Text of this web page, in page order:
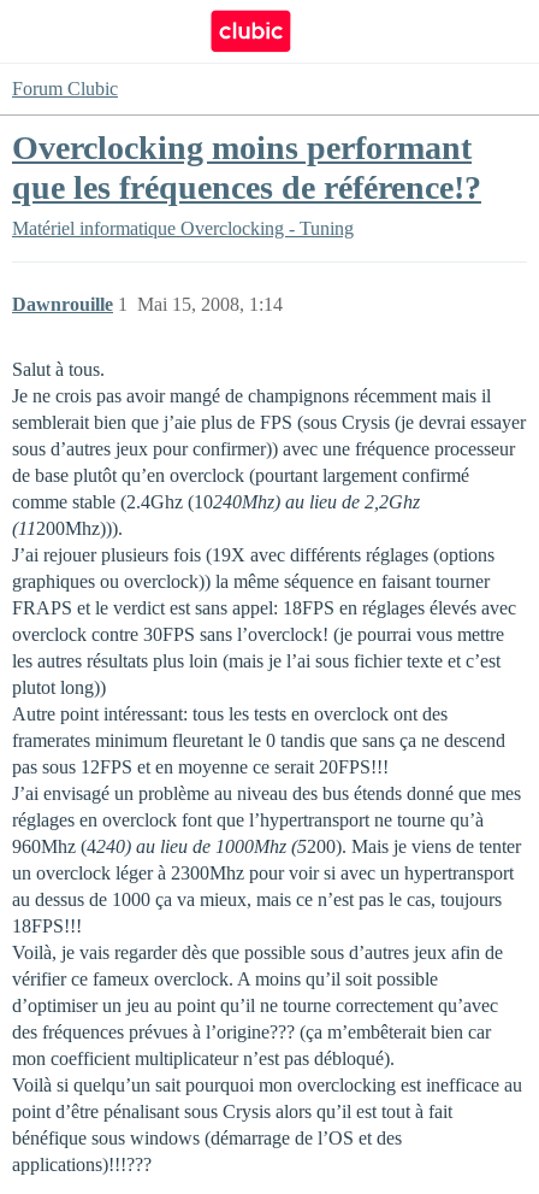
Forum Clubic
Overclocking moins performant
que les fréquences de référence!?
Matériel informatique Overclocking - Tuning
Dawnrouille Mai 15, 2008, 1:14
1
Salut à tous.
Je ne crois pas avoir mangé de champignons récemment mais il
semblerait bien que j’aie plus de FPS (sous Crysis (je devrai essayer
sous d’autres jeux pour confirmer)) avec une fréquence processeur
de base plutôt qu’en overclock (pourtant largement confirmé
comme stable (2.4Ghz (10240Mhz) au lieu de 2,2Ghz
(11200Mhz))).
J’ai rejouer plusieurs fois (19X avec différents réglages (options
graphiques ou overclock)) la même séquence en faisant tourner
FRAPS et le verdict est sans appel: 18FPS en réglages élevés avec
overclock contre 30FPS sans l’overclock! (je pourrai vous mettre
les autres résultats plus loin (mais je l’ai sous fichier texte et c’est
plutot long))
Autre point intéressant: tous les tests en overclock ont des
framerates minimum fleuretant le 0 tandis que sans ça ne descend
pas sous 12FPS et en moyenne ce serait 20FPS!!!
J’ai envisagé un problème au niveau des bus étends donné que mes
réglages en overclock font que l’hypertransport ne tourne qu’à
960Mhz (4240) au lieu de 1000Mhz (5200). Mais je viens de tenter
un overclock léger à 2300Mhz pour voir si avec un hypertransport
au dessus de 1000 ça va mieux, mais ce n’est pas le cas, toujours
18FPS!!!
Voilà, je vais regarder dès que possible sous d’autres jeux afin de
vérifier ce fameux overclock. A moins qu’il soit possible
d’optimiser un jeu au point qu’il ne tourne correctement qu’avec
des fréquences prévues à l’origine??? (ça m’embêterait bien car
mon coefficient multiplicateur n’est pas débloqué).
Voilà si quelqu’un sait pourquoi mon overclocking est inefficace au
point d’être pénalisant sous Crysis alors qu’il est tout à fait
bénéfique sous windows (démarrage de l’OS et des
applications)!!!???